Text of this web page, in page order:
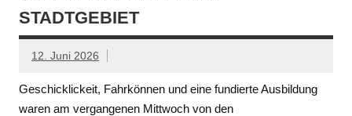
STADTGEBIET
12. Juni 2026
Geschicklickeit, Fahrkönnen und eine fundierte Ausbildung
waren am vergangenen Mittwoch von den